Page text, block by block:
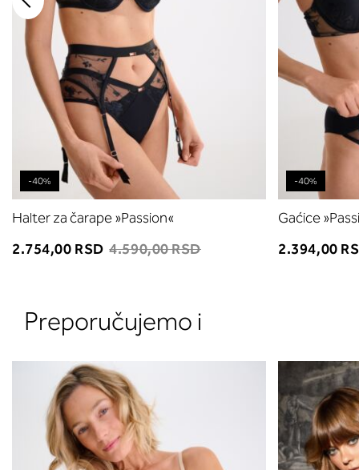
-40%
Halter za čarape »Passion«
2.754,00 RSD 4.590,00 RSD
-40%
Gaćice
2.394,00
Preporučujemo i